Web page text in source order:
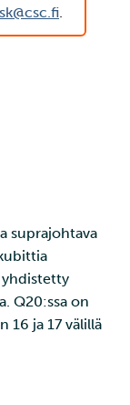
Code
tiedostojen
IDAn ja
liittäminen
.
suprajohtava
Q20:ssa on
16 ja 17 välillä